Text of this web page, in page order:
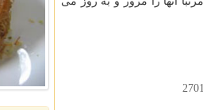
2701